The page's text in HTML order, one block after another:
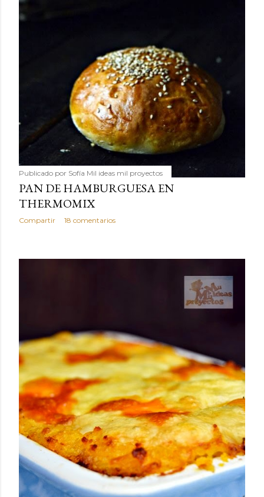
Publicado por Sofía Mil ideas mil proyectos
PAN DE HAMBURGUESA EN
THERMOMIX
Compartir 18 comentarios